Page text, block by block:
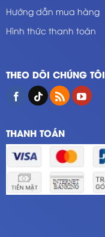
Hướng dẫn mua hàng
Hình thức thanh toán
THEO DÕI CHÚNG TÔI
THANH TOÁN